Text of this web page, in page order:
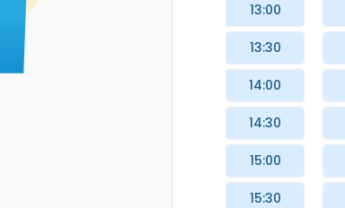
13:00
13:30
14:00
14:30
15:00
15:30